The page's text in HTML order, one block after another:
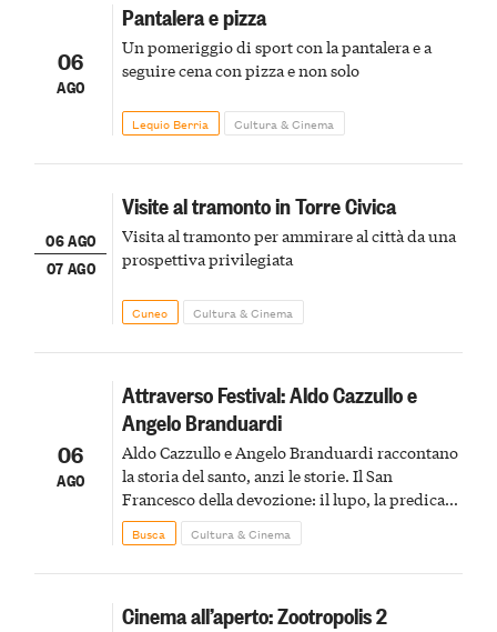
06
AGO
Pantalera e pizza
Un pomeriggio di sport con la pantalera e a
seguire cena con pizza e non solo
Lequio Berria Cultura & Cinema
06 AGO
07 AGO
Visite al tramonto in Torre Civica
Visita al tramonto per ammirare al città da una
prospettiva privilegiata
Cuneo Cultura & Cinema
06
AGO
Attraverso Festival: Aldo Cazzullo e
Angelo Branduardi
Aldo Cazzullo e Angelo Branduardi raccontano
la storia del santo, anzi le storie. Il San
Francesco della devozione: il lupo, la predica
agli uccelli, le stimmate
Busca Cultura & Cinema
Cinema all’aperto: Zootropolis 2